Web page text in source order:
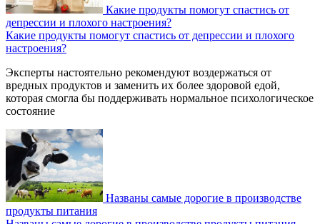
Какие продукты помогут спастись от
депрессии и плохого настроения?
Какие продукты помогут спастись от депрессии и плохого
настроения?
Эксперты настоятельно рекомендуют воздержаться от
вредных продуктов и заменить их более здоровой едой,
которая смогла бы поддерживать нормальное психологическое
состояние
Названы самые дорогие в производстве
продукты питания